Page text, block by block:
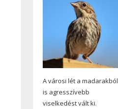
A városi lét a madarakból
is agresszívebb
viselkedést vált ki.